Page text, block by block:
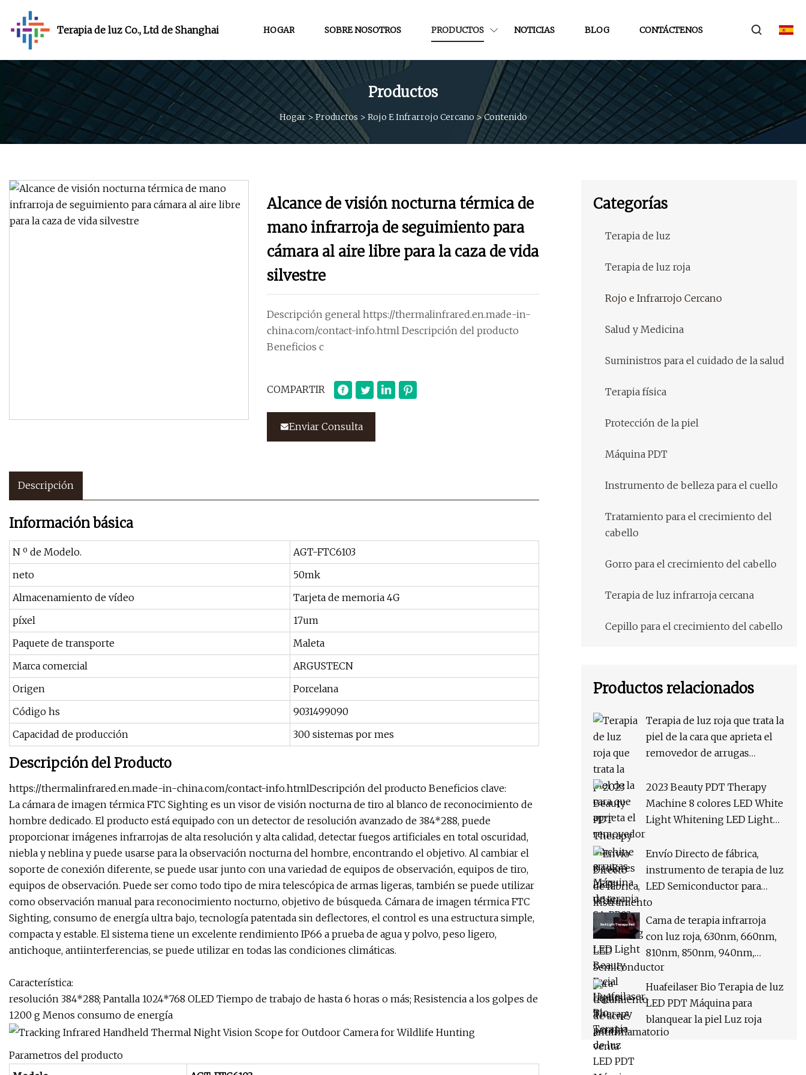
Terapia de luz Co., Ltd de Shanghai HOGAR SOBRE NOSOTROS PRODUCTOS NOTICIAS BLOG CONTÁCTENOS
Productos
Hogar> Productos > Rojo E Infrarrojo Cercano>Contenido
Alcance de visión nocturna térmica de
mano infrarroja de seguimiento para
cámara al aire libre para la caza de vida
silvestre
Descripción general https://thermalinfrared.en.made-in-
china.com/contact-info.html Descripción del producto
Beneficios c
COMPARTIR
Enviar Consulta
Descripción
Información básica
N º de Modelo.
AGT-FTC6103
neto
50mk
Almacenamiento de vídeo
Tarjeta de memoria 4G
píxel
17um
Paquete de transporte
Maleta
Marca comercial
ARGUSTECN
Origen
Porcelana
Código hs
9031499090
Capacidad de producción
300 sistemas por mes
Descripción del Producto
https://thermalinfrared.en.made-in-china.com/contact-info.htmlDescripción del producto Beneficios clave:
La cámara de imagen térmica FTC Sighting es un visor de visión nocturna de tiro al blanco de reconocimiento de
hombre dedicado. El producto está equipado con un detector de resolución avanzado de 384*288, puede
proporcionar imágenes infrarrojas de alta resolución y alta calidad, detectar fuegos artificiales en total oscuridad,
niebla y neblina y puede usarse para la observación nocturna del hombre, encontrando el objetivo. Al cambiar el
soporte de conexión diferente, se puede usar junto con una variedad de equipos de observación, equipos de tiro,
equipos de observación. Puede ser como todo tipo de mira telescópica de armas ligeras, también se puede utilizar
como observación manual para reconocimiento nocturno, objetivo de búsqueda. Cámara de imagen térmica FTC
Sighting, consumo de energía ultra bajo, tecnología patentada sin deflectores, el control es una estructura simple,
compacta y estable. El sistema tiene un excelente rendimiento IP66 a prueba de agua y polvo, peso ligero,
antichoque, antiinterferencias, se puede utilizar en todas las condiciones climáticas.
Característica:
resolución 384*288; Pantalla 1024*768 OLED Tiempo de trabajo de hasta 6 horas o más; Resistencia a los golpes de
1200 g Menos consumo de energía
Parametros del producto
Categorías
Terapia de luz
Terapia de luz roja
Rojo e Infrarrojo Cercano
Salud y Medicina
Suministros para el cuidado de la salud
Terapia física
Protección de la piel
Máquina PDT
Instrumento de belleza para el cuello
Tratamiento para el crecimiento del
cabello
Gorro para el crecimiento del cabello
Terapia de luz infrarroja cercana
Cepillo para el crecimiento del cabello
Productos relacionados
Terapia de luz roja que trata la
piel de la cara que aprieta el
removedor de arrugas
2023 Beauty PDT Therapy
Machine 8 colores LED White
Light Whitening LED Light
para la venta
Envío Directo de fábrica,
instrumento de terapia de luz
LED Semiconductor para
tratamiento de acné
antiinflamatorio
Cama de terapia infrarroja
con luz roja, 630nm, 660nm,
810nm, 850nm, 940nm,
cápsula de terapia de luz LED
profesional, terapia de
fotones, cápsula de bienestar
Huafeilaser Bio Terapia de luz
LED PDT Máquina para
blanquear la piel Luz roja